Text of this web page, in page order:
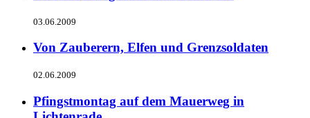
03.06.2009
Von Zauberern, Elfen und Grenzsoldaten
02.06.2009
Pfingstmontag auf dem Mauerweg in